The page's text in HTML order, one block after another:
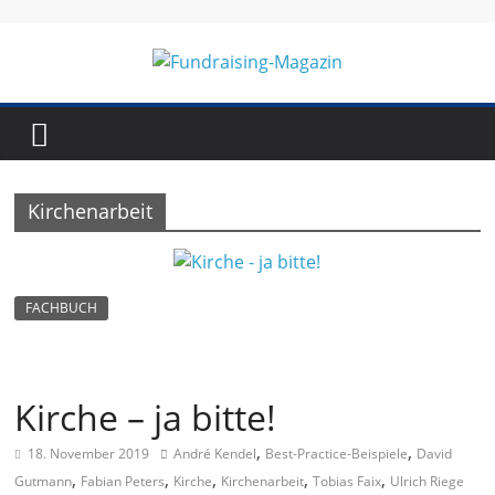
Fundraising-
Magazin
h
e
n
Kirchenarbeit
FACHBUCH
Kirche – ja bitte!
18. November 2019 André Kendel, Best-Practice-Beispiele, David
Gutmann, Fabian Peters, Kirche, Kirchenarbeit,Tobias Faix, Ulrich Riege